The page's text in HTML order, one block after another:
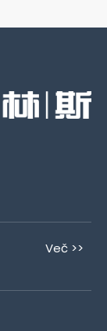
Več >>